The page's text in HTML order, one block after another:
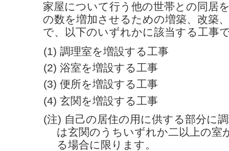
家屋について行う他の世帯との同居
の数を増加させるための増築、改築
で、以下のいずれかに該当する工事
(1) 調理室を増設する工事
(2) 浴室を増設する工事
(3) 便所を増設する工事
(4) 玄関を増設する工事
(注) 自己の居住の用に供する部分に
は玄関のうちいずれか二以上の室
る場合に限ります。